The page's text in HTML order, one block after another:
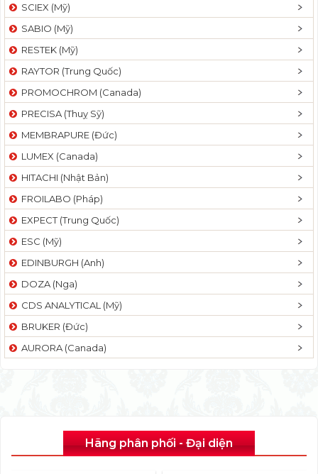
SCIEX (Mỹ)
SABIO (Mỹ)
RESTEK (Mỹ)
RAYTOR (Trung Quốc)
PROMOCHROM (Canada)
PRECISA (Thuỵ Sỹ)
MEMBRAPURE (Đức)
LUMEX (Canada)
HITACHI (Nhật Bản)
FROILABO (Pháp)
EXPECT (Trung Quốc)
ESC (Mỹ)
EDINBURGH (Anh)
DOZA (Nga)
CDS ANALYTICAL (Mỹ)
BRUKER (Đức)
AURORA (Canada)
Hãng phân phối - Đại diện